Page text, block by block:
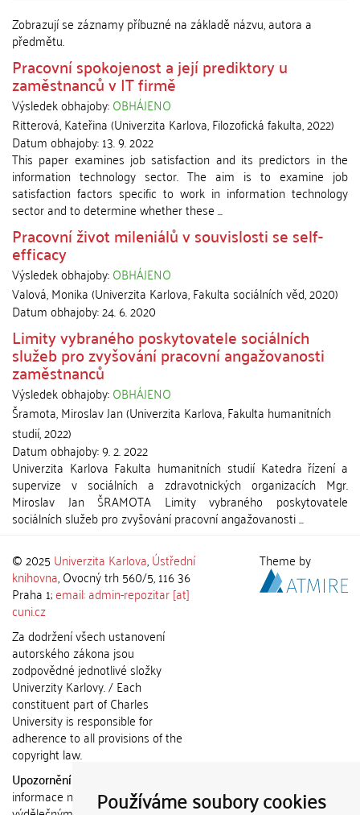
Používáme soubory cookies
Zobrazují se záznamy příbuzné na základě názvu, autora a
předmětu.
Pracovní spokojenost a její prediktory u
zaměstnanců v IT firmě
Výsledek obhajoby:OBHÁJENO
Ritterová, Kateřina(Univerzita Karlova, Filozofická fakulta,2022)
Datum obhajoby:13. 9. 2022
This paper examines job satisfaction and its predictors in the
information technology sector. The aim is to examine job
satisfaction factors specific to work in information technology
sector and to determine whether these ...
Pracovní život mileniálů v souvislosti se self-
efficacy
Výsledek obhajoby:OBHÁJENO
Valová, Monika(Univerzita Karlova, Fakulta sociálních věd,2020)
Datum obhajoby:24. 6. 2020
Limity vybraného poskytovatele sociálních
služeb pro zvyšování pracovní angažovanosti
zaměstnanců
Výsledek obhajoby:OBHÁJENO
Šramota, Miroslav Jan(Univerzita Karlova, Fakulta humanitních
studií,2022)
Datum obhajoby:9. 2. 2022
Univerzita Karlova Fakulta humanitních studií Katedra řízení a
supervize v sociálních a zdravotnických organizacích Mgr.
Miroslav Jan ŠRAMOTA Limity vybraného poskytovatele
sociálních služeb pro zvyšování pracovní angažovanosti ...
© 2025 Univerzita Karlova,Ústřední
knihovna, Ovocný trh 560/5, 116 36
Praha 1;email: admin-repozitar [at]
cuni.cz
Za dodržení všech ustanovení
autorského zákona jsou
zodpovědné jednotlivé složky
Univerzity Karlovy. / Each
constituent part of Charles
University is responsible for
adherence to all provisions of the
copyright law.
Upozornění / Notice:
informace nemohou být použity k
Theme by